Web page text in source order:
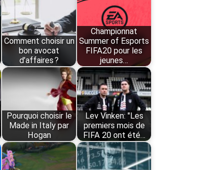
Comment choisir un
bon avocat
d’affaires ?
Championnat
Summer of Esports
FIFA20 pour les
jeunes…
Pourquoi choisir le
Made in Italy par
Hogan
Lev Vinken: "Les
premiers mois de
FIFA 20 ont été…